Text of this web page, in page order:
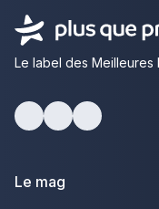
Le label des Meilleures
Le mag